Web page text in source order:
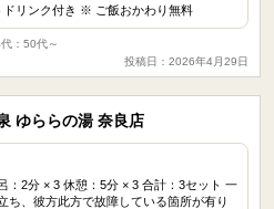
リンク付き ※ ご飯おかわり無料
：50代～
投稿日：2026年4月29日
ゆららの湯 奈良店
2分 × 3 休憩：5分 × 3 合計：3セット 一
ち、彼方此方で故障している箇所が有り